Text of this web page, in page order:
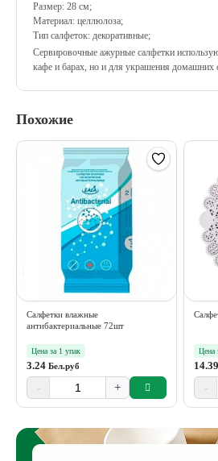
Размер: 28 см;
Материал: целлюлоза;
Тип салфеток: декоративные;
Сервировочные ажурные салфетки
кафе и барах, но и для украшения домашних
Похожие
Салфетки влажные
антибактериальные 72шт
Цена за 1 упак
3.24 Бел.руб
- +
Цена
14.39
-